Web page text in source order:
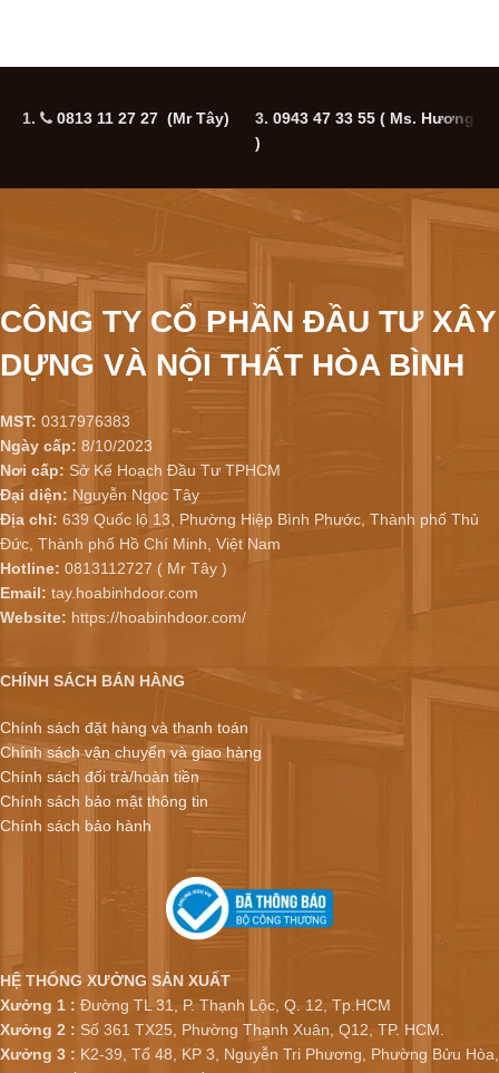
1. 0813 11 27 27 (Mr Tây) 3. 0943 47 33 55 ( Ms. Hương
)
CÔNG TY CỔ PHẦN ĐẦU TƯ XÂY
DỰNG VÀ NỘI THẤT HÒA BÌNH
MST: 0317976383
Ngày cấp: 8/10/2023
Nơi cấp: Sở Kế Hoạch Đầu Tư TPHCM
Đại diện: Nguyễn Ngọc Tây
Địa chỉ: 639 Quốc lộ 13, Phường Hiệp Bình Phước, Thành phố Thủ
Đức, Thành phố Hồ Chí Minh, Việt Nam
Hotline: 0813112727 ( Mr Tây )
Email: tay.hoabinhdoor.com
Website: https://hoabinhdoor.com/
CHÍNH SÁCH BÁN HÀNG
Chính sách đặt hàng và thanh toán
Chính sách vận chuyển và giao hàng
Chính sách đổi trả/hoàn tiền
Chính sách bảo mật thông tin
Chính sách bảo hành
HỆ THỐNG XƯỞNG SẢN XUẤT
Xưởng 1 : Đường TL 31, P. Thạnh Lộc, Q. 12, Tp.HCM
Xưởng 2 : Số 361 TX25, Phường Thạnh Xuân, Q12, TP. HCM.
Xưởng 3 : K2-39, Tổ 48, KP 3, Nguyễn Tri Phương, Phường Bửu Hòa,